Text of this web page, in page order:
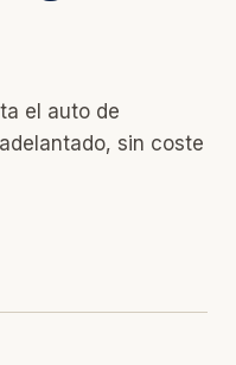
el auto de
sin coste